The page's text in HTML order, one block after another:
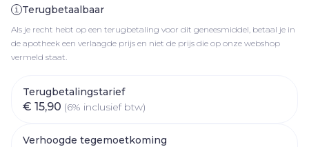
Terugbetaalbaar
Als je recht hebt op een terugbetaling voor dit geneesmiddel, betaal je in
de apotheek een verlaagde prijs en niet de prijs die op onze webshop
vermeld staat.
Terugbetalingstarief
€ 15,90 (6% inclusief btw)
Verhoogde tegemoetkoming